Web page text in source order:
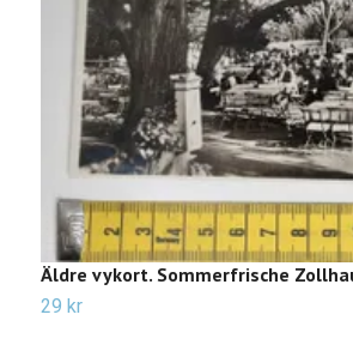
Äldre vykort. Sommerfrische
29 kr